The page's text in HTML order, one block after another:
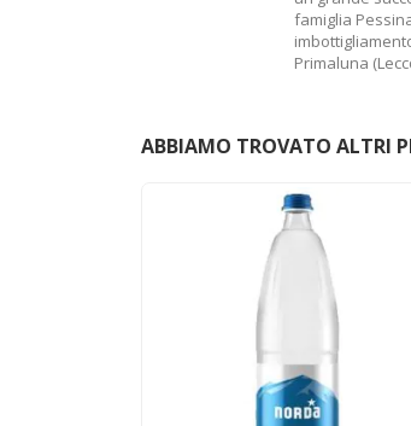
famiglia
Primaluna
ABBIAMO TROVATO ALTRI